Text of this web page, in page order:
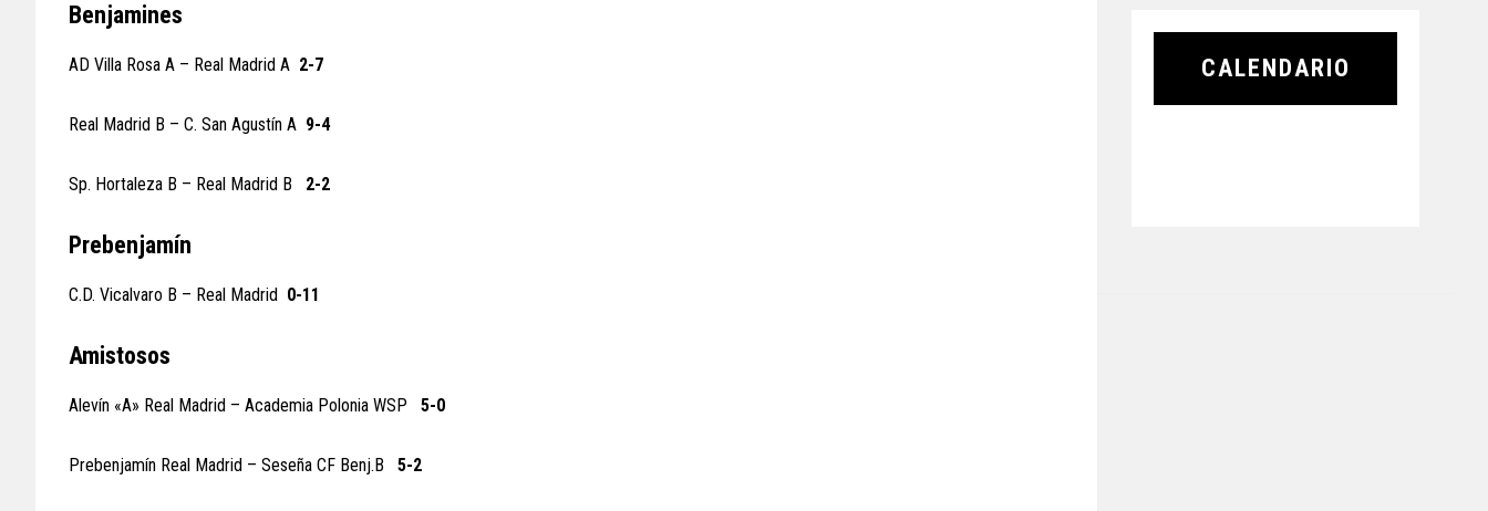
Benjamines
AD Villa Rosa A – Real Madrid A 2-7
Real Madrid B – C. San Agustín A 9-4
Sp. Hortaleza B – Real Madrid B 2-2
Prebenjamín
C.D. Vicalvaro B – Real Madrid 0-11
Amistosos
Alevín «A» Real Madrid – Academia Polonia WSP 5-0
Prebenjamín Real Madrid – Seseña CF Benj.B 5-2
CALENDARIO